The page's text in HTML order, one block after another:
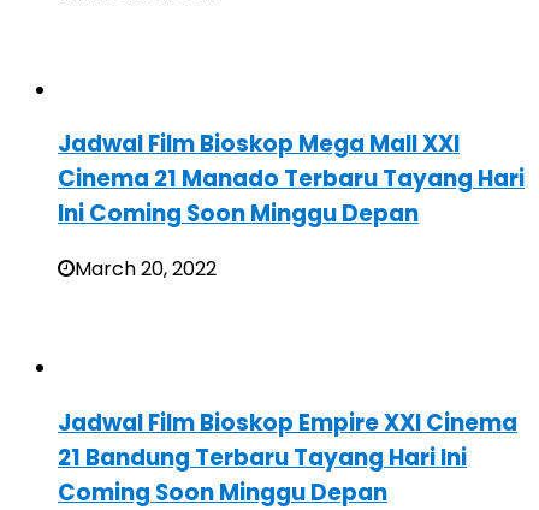
Jadwal Film Bioskop Mega Mall XXI
Cinema 21 Manado Terbaru Tayang Hari
Ini Coming Soon Minggu Depan
March 20, 2022
Jadwal Film Bioskop Empire XXI Cinema
21 Bandung Terbaru Tayang Hari Ini
Coming Soon Minggu Depan